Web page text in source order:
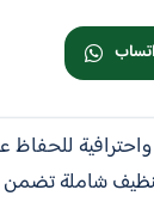
شاملة تضمن